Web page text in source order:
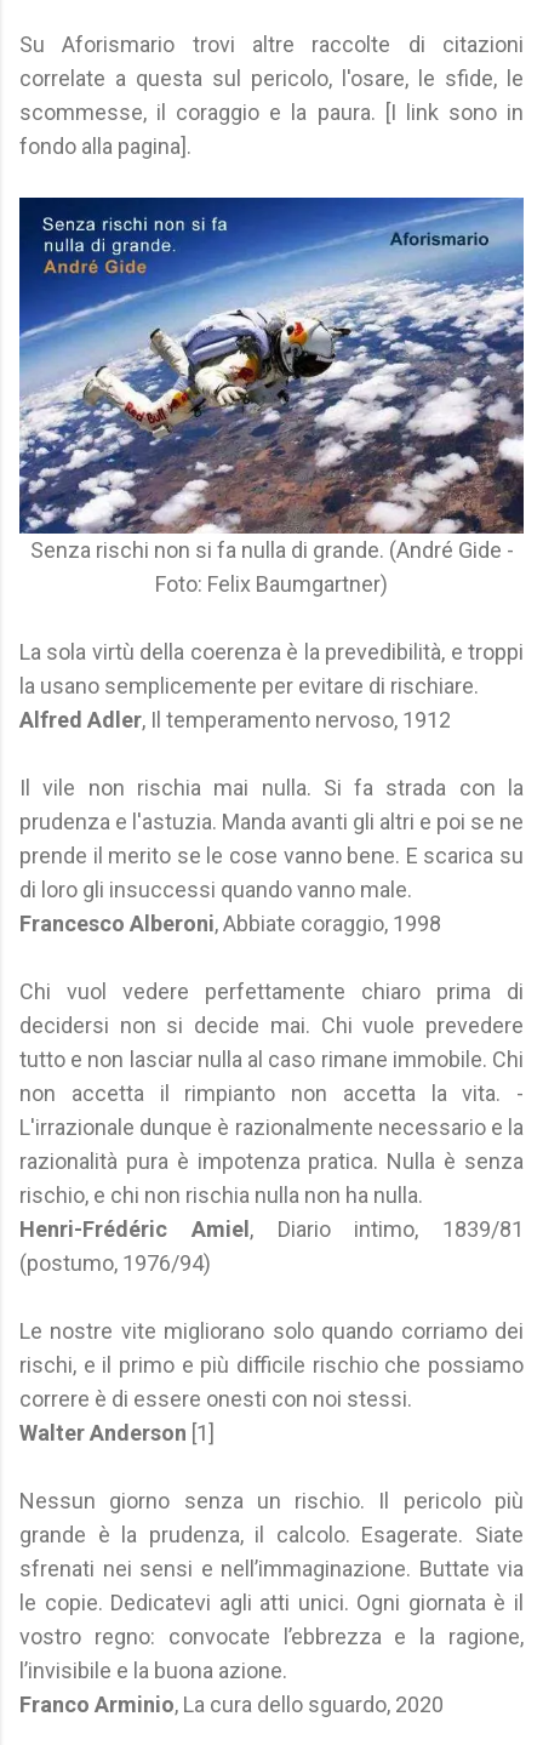
Su Aforismario trovi altre raccolte di citazioni
correlate a questa sul pericolo, l'osare, le sfide, le
scommesse, il coraggio e la paura. [I link sono in
fondo alla pagina].
Senza rischi non si fa nulla di grande. (André Gide -
Foto: Felix Baumgartner)
La sola virtù della coerenza è la prevedibilità, e troppi
la usano semplicemente per evitare di rischiare.
Alfred Adler, Il temperamento nervoso, 1912
Il vile non rischia mai nulla. Si fa strada con la
prudenza e l'astuzia. Manda avanti gli altri e poi se ne
prende il merito se le cose vanno bene. E scarica su
di loro gli insuccessi quando vanno male.
Francesco Alberoni, Abbiate coraggio, 1998
Chi vuol vedere perfettamente chiaro prima di
decidersi non si decide mai. Chi vuole prevedere
tutto e non lasciar nulla al caso rimane immobile. Chi
non accetta il rimpianto non accetta la vita. -
L'irrazionale dunque è razionalmente necessario e la
razionalità pura è impotenza pratica. Nulla è senza
rischio, e chi non rischia nulla non ha nulla.
Henri-Frédéric Amiel , Diario intimo, 1839/81
(postumo, 1976/94)
Le nostre vite migliorano solo quando corriamo dei
rischi, e il primo e più difficile rischio che possiamo
correre è di essere onesti con noi stessi.
Walter Anderson [1]
Nessun giorno senza un rischio. Il pericolo più
grande è la prudenza, il calcolo. Esagerate. Siate
sfrenati nei sensi e nell’immaginazione. Buttate via
le copie. Dedicatevi agli atti unici. Ogni giornata è il
vostro regno: convocate l’ebbrezza e la ragione,
l’invisibile e la buona azione.
Franco Arminio, La cura dello sguardo, 2020